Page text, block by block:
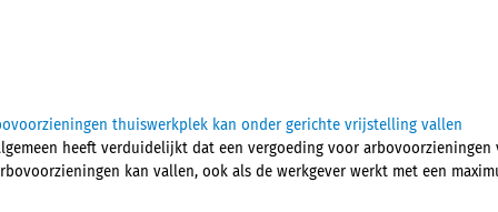
thuiswerkplek kan onder gerichte vrijstelling vallen
heeft verduidelijkt dat een vergoeding voor
kan vallen, ook als de werkgever werkt met een